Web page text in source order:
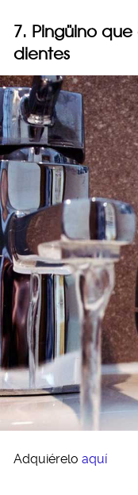
7. Pingüino
dientes
Adquiérelo aquí